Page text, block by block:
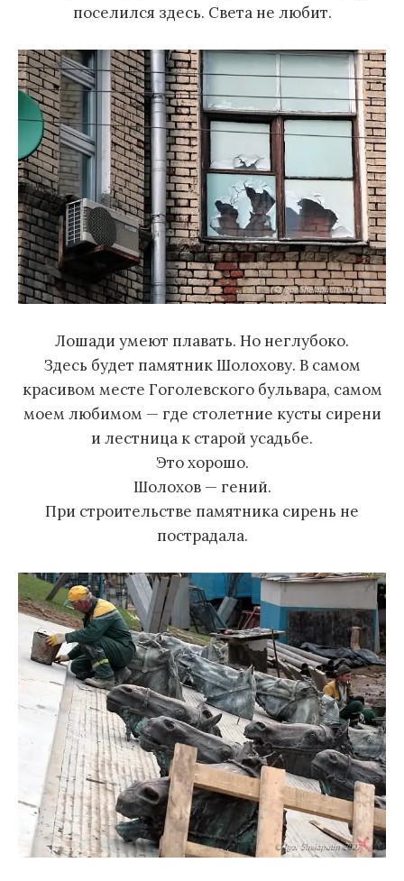
поселился здесь. Света не любит.
Лошади умеют плавать. Но неглубоко.
Здесь будет памятник Шолохову. В самом
красивом месте Гоголевского бульвара, самом
моем любимом — где столетние кусты сирени
и лестница к старой усадьбе.
Это хорошо.
Шолохов — гений.
При строительстве памятника сирень не
пострадала.